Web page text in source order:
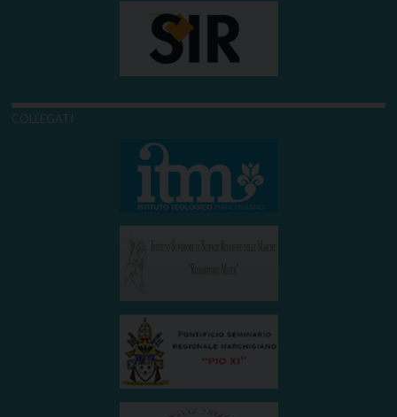
COLLEGATI